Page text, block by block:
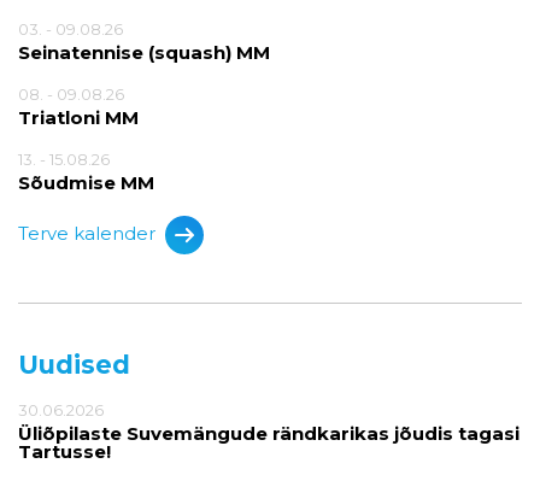
03. - 09.08.26
Seinatennise (squash) MM
08. - 09.08.26
Triatloni MM
13. - 15.08.26
Sõudmise MM
Terve kalender
Uudised
30.06.2026
Üliõpilaste Suvemängude rändkarikas jõudis tagasi
Tartusse!